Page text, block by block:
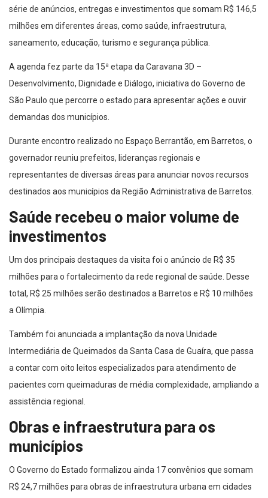
série de anúncios, entregas e investimentos que somam R$ 146,5
milhões em diferentes áreas, como saúde, infraestrutura,
saneamento, educação, turismo e segurança pública.
A agenda fez parte da 15ª etapa da Caravana 3D –
Desenvolvimento, Dignidade e Diálogo, iniciativa do Governo de
São Paulo que percorre o estado para apresentar ações e ouvir
demandas dos municípios.
Durante encontro realizado no Espaço Berrantão, em Barretos, o
governador reuniu prefeitos, lideranças regionais e
representantes de diversas áreas para anunciar novos recursos
destinados aos municípios da Região Administrativa de Barretos.
Saúde recebeu o maior volume de
investimentos
Um dos principais destaques da visita foi o anúncio de R$ 35
milhões para o fortalecimento da rede regional de saúde. Desse
total, R$ 25 milhões serão destinados a Barretos e R$ 10 milhões
a Olímpia.
Também foi anunciada a implantação da nova Unidade
Intermediária de Queimados da Santa Casa de Guaíra, que passa
a contar com oito leitos especializados para atendimento de
pacientes com queimaduras de média complexidade, ampliando a
assistência regional.
Obras e infraestrutura para os
municípios
O Governo do Estado formalizou ainda 17 convênios que somam
R$ 24,7 milhões para obras de infraestrutura urbana em cidades